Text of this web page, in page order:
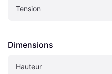
Tension
Dimensions
Hauteur